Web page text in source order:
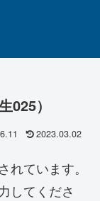
025）
2023.03.02
ています。
してくださ